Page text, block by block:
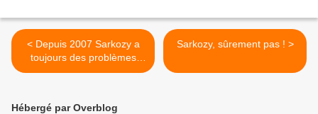
< Depuis 2007 Sarkozy a
toujours des problèmes
avec les maths ...
Sarkozy, sûrement pas ! >
Hébergé par Overblog